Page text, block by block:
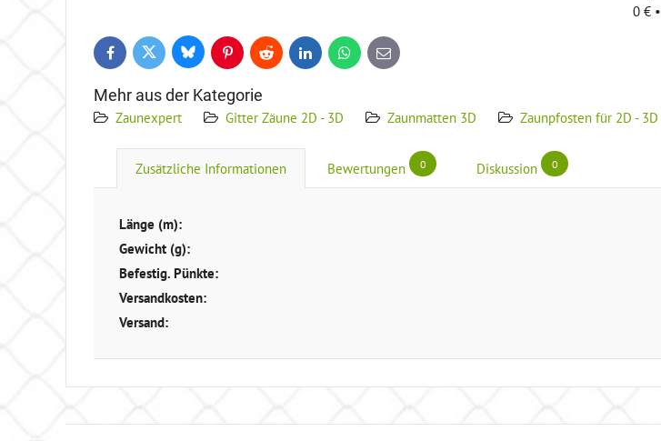
0 € •
FacebookTwitter BlueskyPinterestReddit LinkedInWhatsApp
E-
mail
Mehr aus der Kategorie
Zaunexpert Gitter Zäune 2D - 3D Zaunmatten 3D Zaunpfosten für 2D - 3D
Zusätzliche Informationen Bewertungen 0 Diskussion 0
Länge (m):
Gewicht (g):
Befestig. Pünkte:
Versandkosten:
Versand: